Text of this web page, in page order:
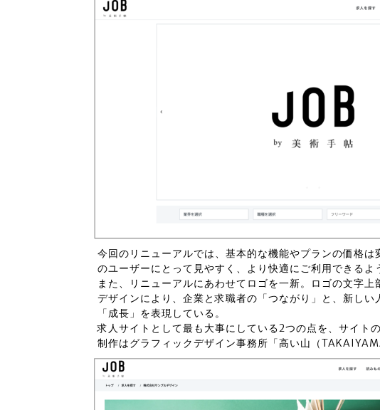
今回のリニューアルでは、基本的な機能やプランの価格
のユーザーにとって見やすく、より快適にご利用できるよ
また、リニューアルにあわせてロゴを一新。ロゴの文字
デザインにより、企業と求職者の「つながり」と、新し
「成長」を表現している。
求人サイトとして最も大事にしている2つの点を、サイト
制作はグラフィックデザイン事務所「高い山（